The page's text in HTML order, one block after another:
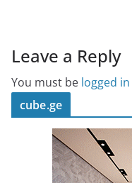
Leave a Reply
You must be logged in
cube.ge